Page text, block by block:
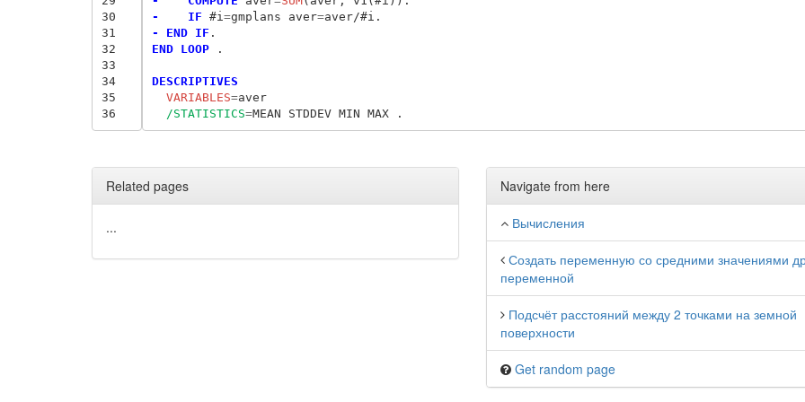
30
31
32
33
34
35
36
-    IF #i =gmplans aver=
- END IF
END LOOP .
DESCRIPTIVES
  VARIABLES
=
aver
/STATISTICS=
Related pages
...
Navigate from here
Вычисления
Создать переменную со средними значениями
переменной
Подсчёт расстояний между 2 точками на земной
поверхности
Get random page